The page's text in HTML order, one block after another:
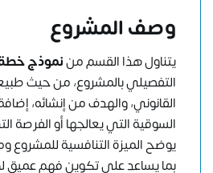
وصف المشروع
يتناول هذا القسم مننموذج
التفصيلي بالمشروع، من حيث
القانوني، والهدف من إنشائه،
السوقية التي يعالجها أو الفرصة
يوضح الميزة التنافسية للمشروع
بما يساعد على تكوين فهم عميق